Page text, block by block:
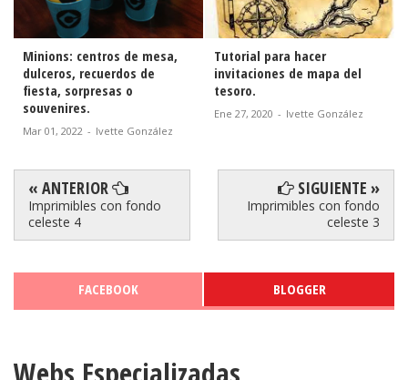
Tutorial para hacer
invitaciones de mapa del
tesoro.
Ene 27, 2020
Tutorial para hacer
diademas con orejas de
Minnie y Mickey.
Ene 29, 2019 - Ivette González
« ANTERIOR
Imprimibles con fondo
celeste 4
SIGUIENTE »
Imprimibles con fondo
celeste 3
FACEBOOK BLOGGER